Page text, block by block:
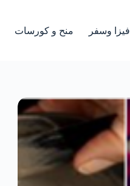
فيزا وسفر منح و كورسات